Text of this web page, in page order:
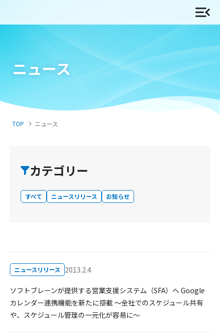
ニュース
TOP ニュース
カテゴリー
すべて ニュースリリース お知らせ
ニュースリリース 2013.2.4
ソフトブレーンが提供する営業支援システム（SFA）へ Google
カレンダー連携機能を新たに搭載 ～全社でのスケジュール共有
や、スケジュール管理の一元化が容易に～